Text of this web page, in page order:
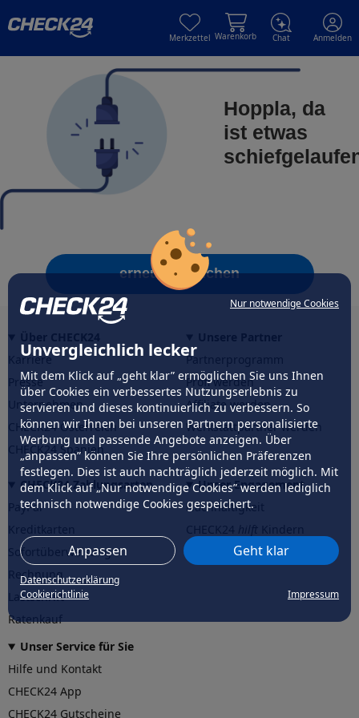
Nur notwendige Cookies
Unvergleichlich lecker
Mit dem Klick auf „geht klar” ermöglichen Sie uns Ihnen
über Cookies ein verbessertes Nutzungserlebnis zu
servieren und dieses kontinuierlich zu verbessern. So
können wir Ihnen bei unseren Partnern personalisierte
Werbung und passende Angebote anzeigen. Über
„anpassen” können Sie Ihre persönlichen Präferenzen
festlegen. Dies ist auch nachträglich jederzeit möglich. Mit
dem Klick auf „Nur notwendige Cookies” werden lediglich
technisch notwendige Cookies gespeichert.
Anpassen Geht klar
Datenschutzerklärung
Cookierichtlinie
Impressum
Merkzettel Warenkorb Chat Anmelden
Hoppla, da
ist etwas
erneut versuchen
Karriere
Presse
Unternehmen
CHECK24 Österreich
CHECK24 Spanien
Partnerprogramm
Profi werden
Affiliate werden
Werkstattpartner werden
CHECK24 Zahlungsarten
PayPal
Sofortüberweisung
Rechnung
Lastschrift
Ratenkauf
Unser Engagement
Nachhaltigkeit
CHECK24hilftder Natur
Unser Service für Sie
Hilfe und Kontakt
CHECK24 App
CHECK24 Gutscheine